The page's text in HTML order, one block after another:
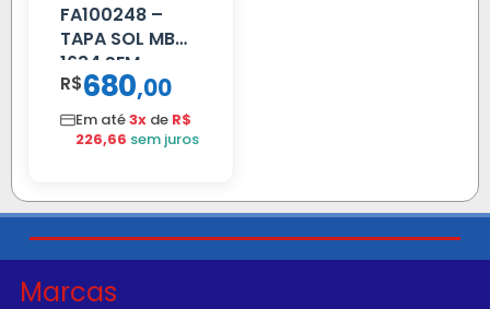
FA100248 –
TAPA SOL MB
1634 SEM
SUPORTE FIBRA
R$680,00
Em até3x de R$
226,66 sem juros
Marcas